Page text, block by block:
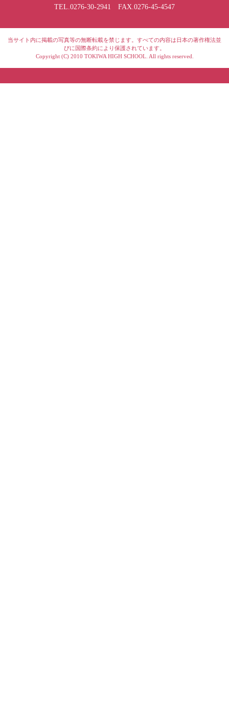
TEL.0276-30-2941 FAX.0276-45-4547
当サイト内に掲載の写真等の無断転載を禁じます。すべての内容は日本の著作権法並
びに国際条約により保護されています。
Copyright (C) 2010 TOKIWA HIGH SCHOOL. All rights reserved.